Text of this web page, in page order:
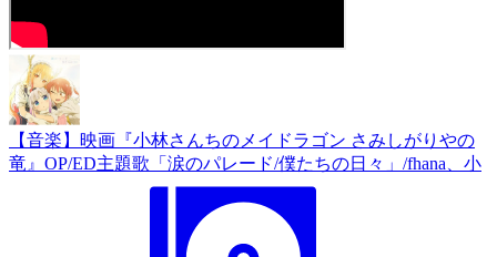
【音楽】映画『小林さんちのメイドラゴン さみしがりやの
竜』OP/ED主題歌「涙のパレード/僕たちの日々」/fhana、小